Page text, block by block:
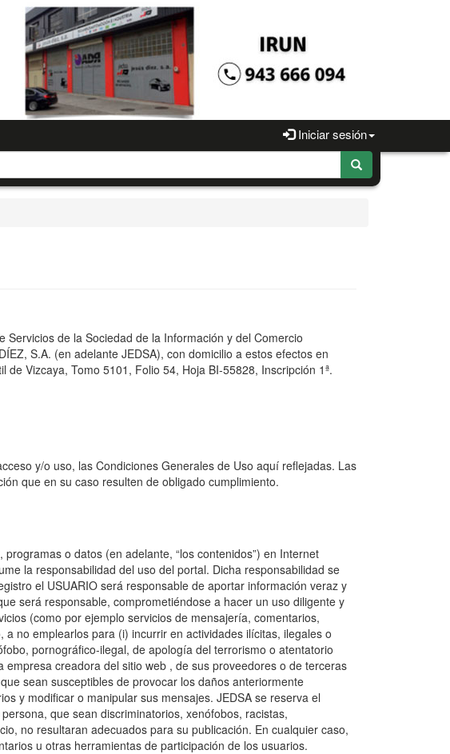
Iniciar sesión
de la Sociedad de la Información y del Comercio
S.A. (en adelante JEDSA), con domicilio a estos efectos en
Vizcaya, Tomo 5101, Folio 54, Hoja BI-55828, Inscripción 1ª.
y/o uso, las Condiciones Generales de Uso aquí reflejadas. Las
que en su caso resulten de obligado cumplimiento.
o datos (en adelante, “los contenidos”) en Internet
la responsabilidad del uso del portal. Dicha responsabilidad se
el USUARIO será responsable de aportar información veraz y
será responsable, comprometiéndose a hacer un uso diligente y
(como por ejemplo servicios de mensajería, comentarios,
no emplearlos para (i) incurrir en actividades ilícitas, ilegales o
pornográfico-ilegal, de apología del terrorismo o atentatorio
creadora del sitio web , de sus proveedores o de terceras
sean susceptibles de provocar los daños anteriormente
y modificar o manipular sus mensajes. JEDSA se reserva el
que sean discriminatorios, xenófobos, racistas,
no resultaran adecuados para su publicación. En cualquier caso,
u otras herramientas de participación de los usuarios.